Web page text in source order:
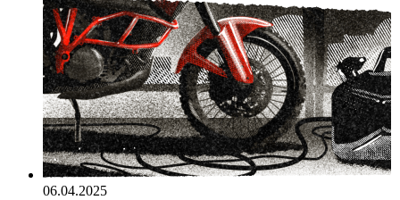
06.04.2025